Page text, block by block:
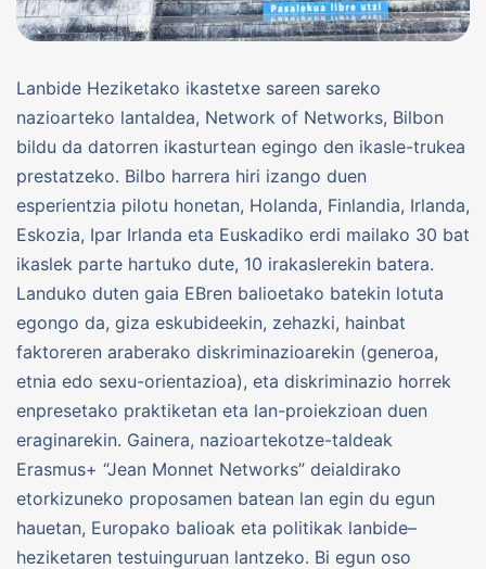
Lanbide Heziketako ikastetxe sareen sareko
nazioarteko lantaldea, Network of Networks, Bilbon
bildu da datorren ikasturtean egingo den ikasle-trukea
prestatzeko. Bilbo harrera hiri izango duen
esperientzia pilotu honetan, Holanda, Finlandia, Irlanda,
Eskozia, Ipar Irlanda eta Euskadiko erdi mailako 30 bat
ikaslek parte hartuko dute, 10 irakaslerekin batera.
Landuko duten gaia EBren balioetako batekin lotuta
egongo da, giza eskubideekin, zehazki, hainbat
faktoreren araberako diskriminazioarekin (generoa,
etnia edo sexu-orientazioa), eta diskriminazio horrek
enpresetako praktiketan eta lan-proiekzioan duen
eraginarekin. Gainera, nazioartekotze-taldeak
Erasmus+ “Jean Monnet Networks” deialdirako
etorkizuneko proposamen batean lan egin du egun
hauetan, Europako balioak eta politikak lanbide–
heziketaren testuinguruan lantzeko. Bi egun oso